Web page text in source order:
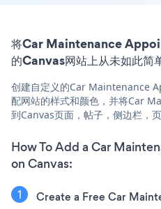
将Car Maintenance
的Canvas网站上从未如此简
创建自定义的Car Maintenance
配网站的样式和颜色，并将Car
到Canvas页面，帖子，侧边栏，
How To Add a Car
on Canvas:
Create a Free Car